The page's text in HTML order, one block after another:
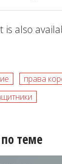
is also
права
теме